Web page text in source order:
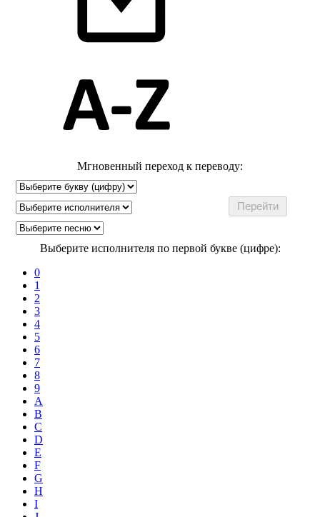
Мгновенный переход к переводу:
Выберите исполнителя по первой букве (цифре):
0
1
2
3
4
5
6
7
8
9
A
B
C
D
E
F
G
H
I